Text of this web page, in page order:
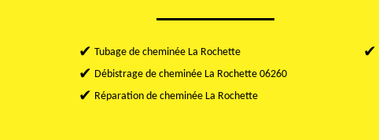
Tubage de cheminée La Rochette
Débistrage de cheminée La Rochette 06260
Réparation de cheminée La Rochette